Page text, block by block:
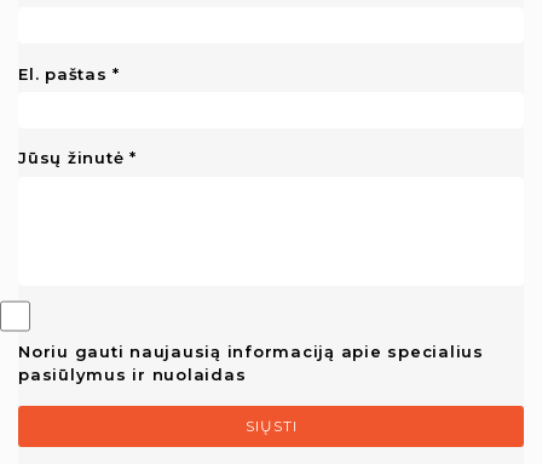
El. paštas
Jūsų žinutė
Noriu gauti naujausią informaciją apie specialius
pasiūlymus ir nuolaidas
SIŲSTI